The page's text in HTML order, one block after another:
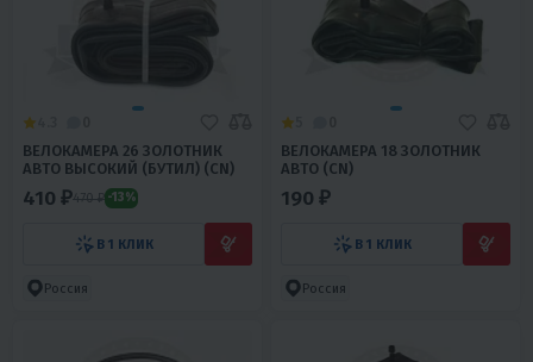
ВЕЛОКАМЕРА 26 ЗОЛОТНИК
АВТО ВЫСОКИЙ (БУТИЛ) (CN)
410 ₽470 ₽ -13%
В 1 КЛИК
Россия
ВЕЛОКАМЕРА 18 ЗОЛОТНИК
АВТО (CN)
190 ₽
В 1 КЛИК
Россия